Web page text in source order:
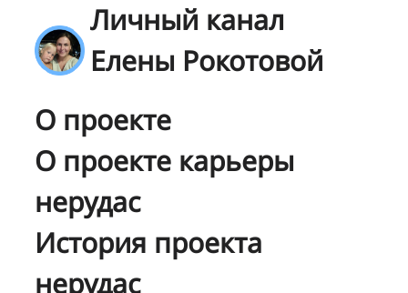
Личный канал
Елены Рокотовой
О проекте
О проекте карьеры
нерудас
История проекта
нерудас